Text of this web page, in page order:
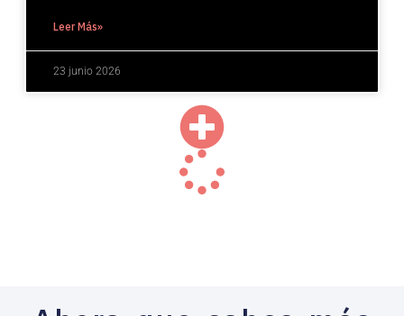
Leer Más»
23 junio 2026